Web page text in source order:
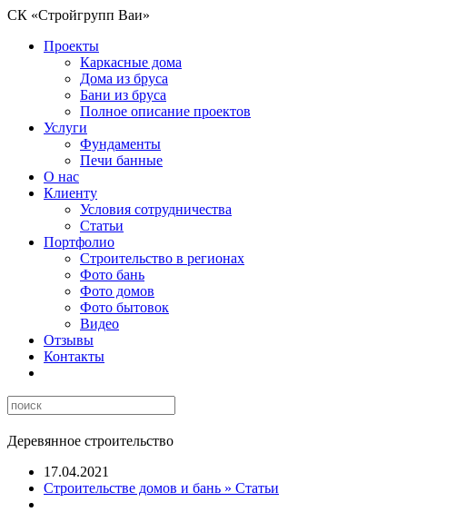
СК «Стройгрупп Ваи»
Проекты
Каркасные дома
Дома из бруса
Бани из бруса
Полное описание проектов
Услуги
Фундаменты
Печи банные
О нас
Клиенту
Условия сотрудничества
Статьи
Портфолио
Строительство в регионах
Фото бань
Фото домов
Фото бытовок
Видео
Отзывы
Контакты
Деревянное строительство
17.04.2021
Строительстве домов и бань » Статьи